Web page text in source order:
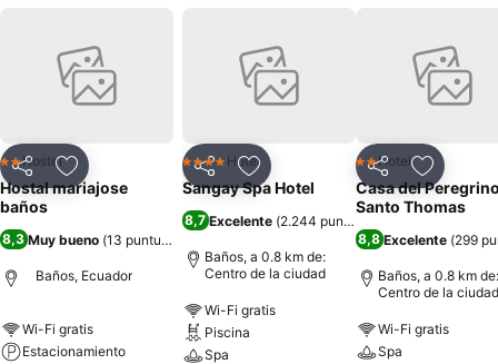
CompartirAgregar a favoritos
2 Estrellas
Hostel
Hostal mariajose
baños
8,3 Muy bueno (13 puntuaciones
Baños, Ecuador
Wi-Fi gratis
Estacionamiento
CompartirAgregar a favoritos
4 EstrellasHotel
Sangay Spa Hotel
8,7 Excelente (2.244 puntuaciones
Baños, a 0.8 km de:
Centro de la ciudad
Wi-Fi gratis
Piscina
Spa
CompartirAgregar
2 Estrellas
Hotel
Casa del
Santo Thomas
8,8 Excelente (299
Baños, a 0.8 km de:
Centro de la ciudad
Wi-Fi gratis
Spa